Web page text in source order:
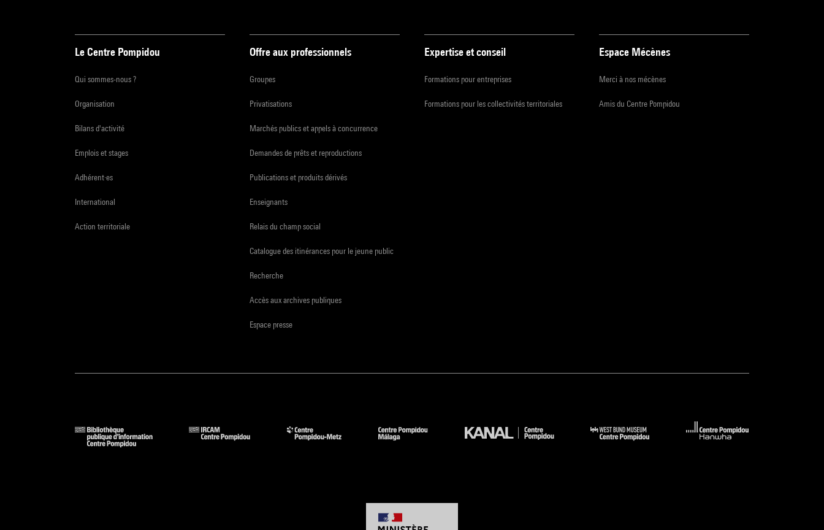
Le Centre Pompidou
Qui sommes-nous ?
Organisation
Bilans d'activité
Emplois et stages
Adhérent·es
International
Action territoriale
Offre aux professionnels
Groupes
Privatisations
Marchés publics et appels à concurrence
Demandes de prêts et reproductions
Publications et produits dérivés
Enseignants
Relais du champ social
Catalogue des itinérances pour le jeune public
Recherche
Accès aux archives publiques
Espace presse
Expertise et conseil
Formations pour entreprises
Formations pour les collectivités territoriales
Espace Mécènes
Merci à nos mécènes
Amis du Centre Pompidou